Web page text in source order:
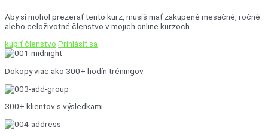
Aby si mohol prezerať tento kurz, musíš mať zakúpené mesačné, ročné
alebo celoživotné členstvo v mojich online kurzoch.
kúpiť členstvo Prihlásiť sa
Dokopy viac ako 300+ hodín tréningov
300+ klientov s výsledkami